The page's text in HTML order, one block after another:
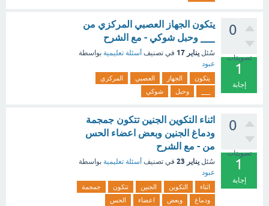
0
تصويتات
1
إجابة
يتكون الجهاز العصبي المركزي من
___ وحبل شوكي - مع الشرح
سُئل يناير 17 في تصنيف أسئلة تعليمية بواسطة
عبود
يتكون الجهاز العصبي
المركزي
وحبل شوكي
0
تصويتات
1
إجابة
اثناء التكوين الجنين تتكون جمجمة
ودماغ الجنين وبعض اعضاء الحس
من - مع الشرح
سُئل يناير 23 في تصنيف أسئلة تعليمية بواسطة
عبود
اثناء التكوين الجنين تتكون
جمجمة
ودماغ
وبعض اعضاء الحس